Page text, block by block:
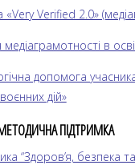
Verified 2.0»
в
допомога
дій»
ПІДТРИМКА
“Здоров’я, безпека